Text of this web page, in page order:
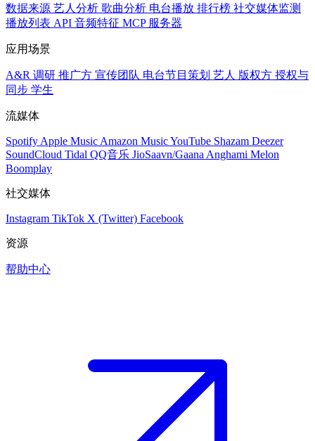
数据来源 艺人分析 歌曲分析 电台播放 排行榜 社交媒体监测
播放列表 API 音频特征 MCP 服务器
应用场景
A&R 调研 推广方 宣传团队 电台节目策划 艺人 版权方 授权与
同步 学生
流媒体
Spotify Apple Music Amazon MusicYouTube Shazam Deezer
SoundCloud Tidal QQ音乐 JioSaavn/Gaana Anghami Melon
Boomplay
社交媒体
Instagram TikTok X (Twitter) Facebook
资源
帮助中心